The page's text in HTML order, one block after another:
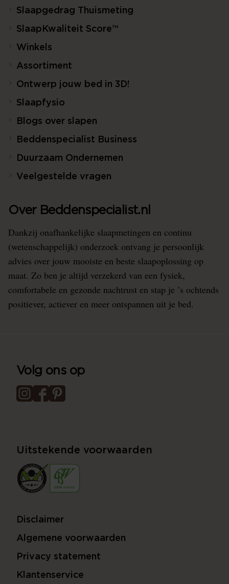
Slaapgedrag Thuismeting
SlaapKwaliteit Score™
Winkels
Assortiment
Ontwerp jouw bed in 3D!
Slaapfysio
Blogs over slapen
Beddenspecialist Business
Duurzaam Ondernemen
Veelgestelde vragen
Over Beddenspecialist.nl
Dankzij onafhankelijke slaapmetingen en continu
(wetenschappelijk) onderzoek ontvang je persoonlijk
advies over jouw mooiste en beste slaapoplossing op
maat. Zo ben je altijd verzekerd van een fysiek,
comfortabele en gezonde nachtrust en stap je ’s ochtends
positiever, actiever en meer ontspannen uit je bed.
Volg ons op
Uitstekende voorwaarden
Disclaimer
Algemene voorwaarden
Privacy statement
Klantenservice